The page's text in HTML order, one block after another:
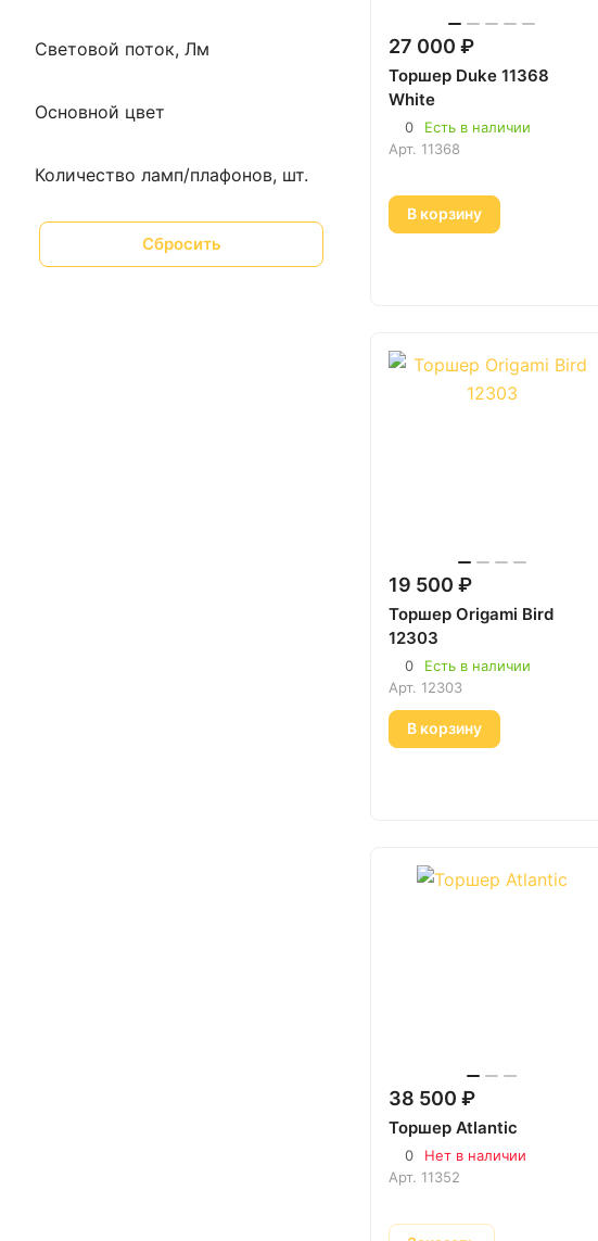
27 000 ₽
Торшер Duke 11368
White
0
Есть в наличии
Арт. 11368
В корзину
19 500 ₽
Торшер Origami Bird
12303
0
Есть в наличии
Арт. 12303
В корзину
38 500 ₽
Торшер Atlantic
0
Нет в наличии
Арт. 11352
Световой поток, Лм
Основной цвет
Количество ламп/плафонов, шт.
Сбросить